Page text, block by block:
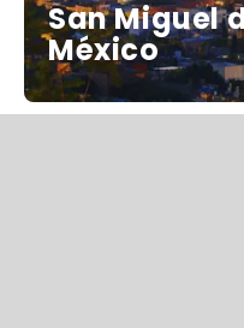
San Miguel
México